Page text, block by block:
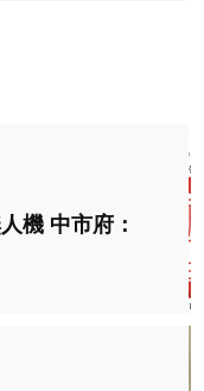
機 中市府：